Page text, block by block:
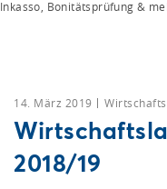
Inkasso, Bonitätsprüfung &
14. März 2019
2018/19